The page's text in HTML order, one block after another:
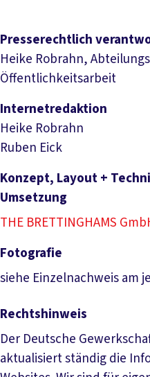
Presserechtlich
Heike Robrahn,
Öffentlichkeitsarbeit
Internetredaktion
Heike Robrahn
Ruben Eick
Konzept, Layout +
Umsetzung
THE BRETTINGHAMS
Fotografie
siehe Einzelnachweis am
Rechtshinweis
Der Deutsche
aktualisiert ständig die